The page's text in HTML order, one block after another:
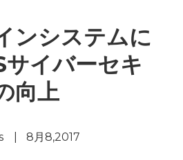
ンシステムに
イバーセキ
向上
8月8,2017